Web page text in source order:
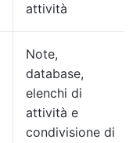
attività
Note,
database,
elenchi di
attività e
condivisione di